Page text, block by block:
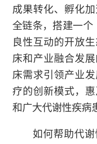
成果转化、孵化
全链条，搭建一
良性互动的开放
床和产业融合发
床需求引领产业
疗的创新模式，
和广大代谢性疾病
如何帮助代谢